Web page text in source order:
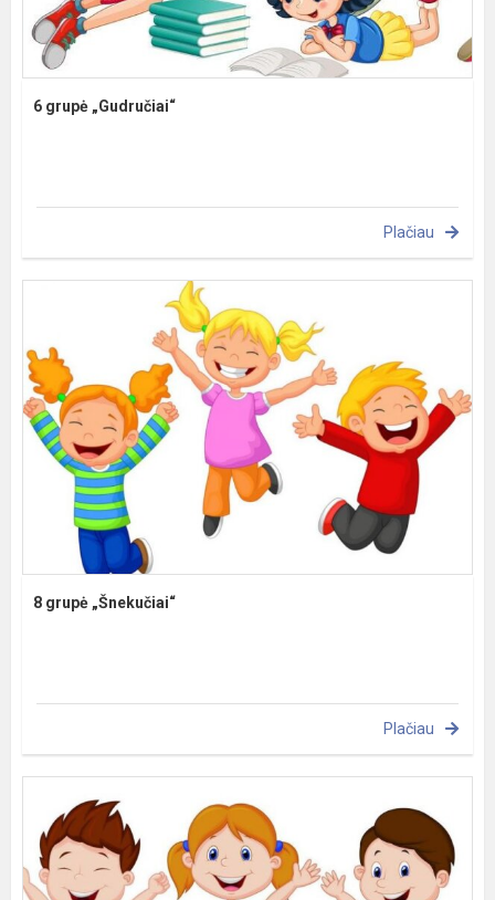
6 grupė „Gudručiai“
Plačiau
8 grupė „Šnekučiai“
Plačiau